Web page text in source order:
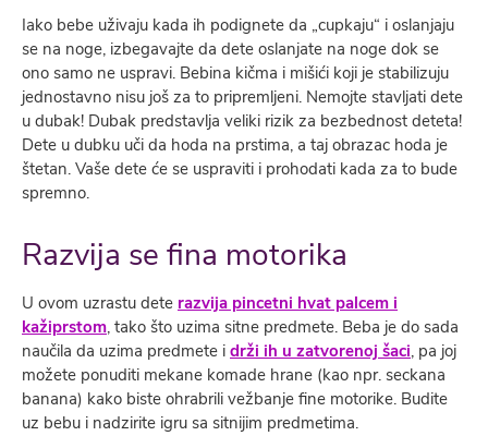
Iako bebe uživaju kada ih podignete da „cupkaju“ i oslanjaju
se na noge, izbegavajte da dete oslanjate na noge dok se
ono samo ne uspravi. Bebina kičma i mišići koji je stabilizuju
jednostavno nisu još za to pripremljeni. Nemojte stavljati dete
u dubak! Dubak predstavlja veliki rizik za bezbednost deteta!
Dete u dubku uči da hoda na prstima, a taj obrazac hoda je
štetan. Vaše dete će se uspraviti i prohodati kada za to bude
spremno.
Razvija se fina motorika
U ovom uzrastu dete razvija pincetni hvat palcem i
kažiprstom, tako što uzima sitne predmete. Beba je do sada
naučila da uzima predmete i drži ih u zatvorenoj šaci, pa joj
možete ponuditi mekane komade hrane (kao npr. seckana
banana) kako biste ohrabrili vežbanje fine motorike. Budite
uz bebu i nadzirite igru sa sitnijim predmetima.